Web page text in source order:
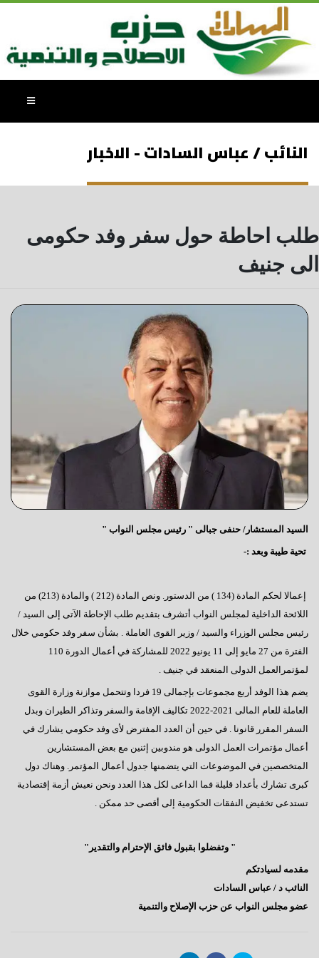
النائب / عباس السادات - الاخبار
طلب احاطة حول سفر وفد حكومى
الى جنيف
السيد المستشار/ حنفى جبالى " رئيس مجلس النواب "
تحية طيبة وبعد :-
إعمالا لحكم المادة (134 ) من الدستور. ونص المادة (212 ) والمادة (213) من
اللائحة الداخلية لمجلس النواب أتشرف بتقديم طلب الإحاطة الآتى إلى السيد /
رئيس مجلس الوزراء والسيد / وزير القوى العاملة . بشأن سفر وفد حكومي خلال
الفترة من 27 مايو إلى 11 يونيو 2022 للمشاركة في أعمال الدورة 110
لمؤتمرالعمل الدولى المنعقد في جنيف .
يضم هذا الوفد أربع مجموعات بإجمالى 19 فردا وتتحمل موازنة وزارة القوى
العاملة للعام المالى 2021-2022 تكاليف الإقامة والسفر وتذاكر الطيران وبدل
السفر المقرر قانونا . في حين أن العدد المفترض لأى وفد حكومي يشارك في
أعمال مؤتمرات العمل الدولى هو مندوبين إثنين مع بعض المستشارين
المتخصصين في الموضوعات التي يتضمنها جدول أعمال المؤتمر. وهناك دول
كبرى تشارك بأعداد قليلة فما الداعى لكل هذا العدد ونحن نعيش أزمة إقتصادية
تستدعى تخفيض النفقات الحكومية إلى أقصى حد ممكن .
" وتفضلوا بقبول فائق الإحترام والتقدير"
مقدمه لسيادتكم
النائب د / عباس السادات
عضو مجلس النواب عن حزب الإصلاح والتنمية